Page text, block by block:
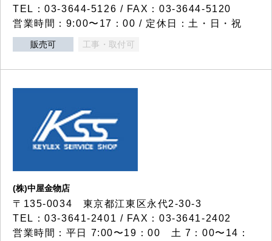
TEL：03-3644-5126 / FAX：03-3644-5120
営業時間：9:00〜17：00 / 定休日：土・日・祝
販売可 工事・取付可
(株)中屋金物店
〒135-0034 東京都江東区永代2-30-3
TEL：03-3641-2401 / FAX：03-3641-2402
営業時間：平日 7:00〜19：00 土 7：00〜14：